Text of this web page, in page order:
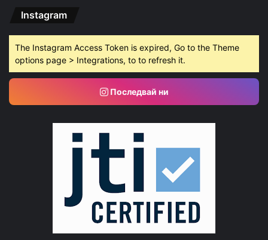
Instagram
The Instagram Access Token is expired, Go to the Theme
options page > Integrations, to to refresh it.
Последвай ни